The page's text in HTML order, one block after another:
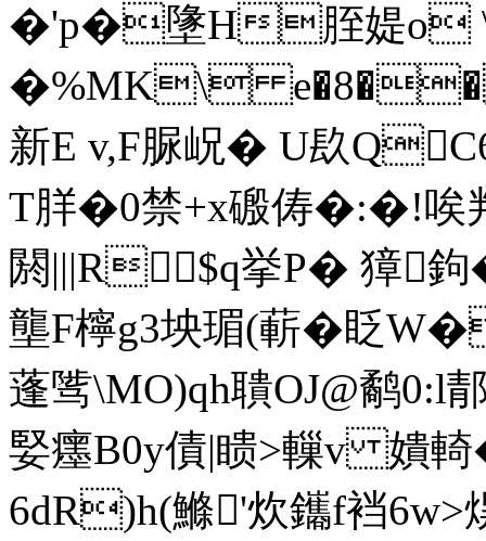
�'p�墬H胵媞o
�%MK\ e�8��
新E v,F脲岲� U镹
T羘�0 禁+x磤俦�:�! 唉
閼|||R$q挙P� 獐 
壟F檸g3坱瑂(蔪�眨
蓬骘\MO)qh聵OJ@鹬0:l郬
婜癦B0y債|瞆>轈v 嬇輢
6dR)h(鰷'炊鑴f裆6w>